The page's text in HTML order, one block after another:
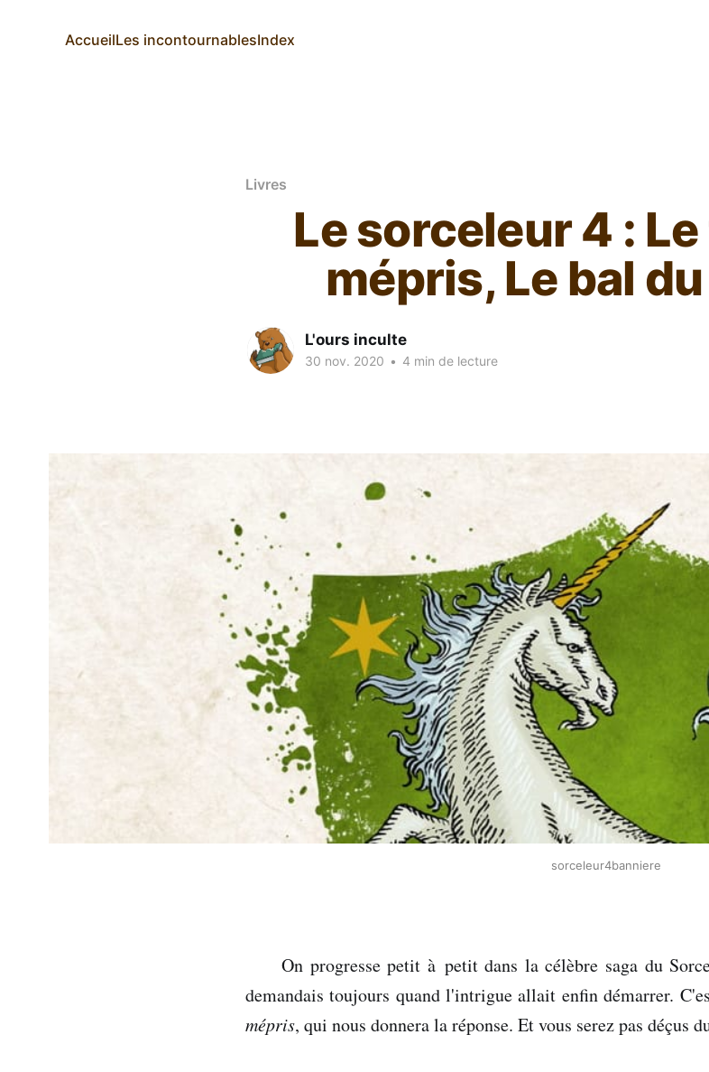
AccueilLes incontournablesIndex
Livres
Le sorceleur 4 :
mépris, Le bal
L'ours inculte
30 nov. 2020 • 4 min de lecture
sorceleur4banniere
On progresse petit à petit dans la célèbre saga du
demandais toujours quand l'intrigue allait enfin démarrer.
mépris, qui nous donnera la réponse. Et vous serez pas déçus